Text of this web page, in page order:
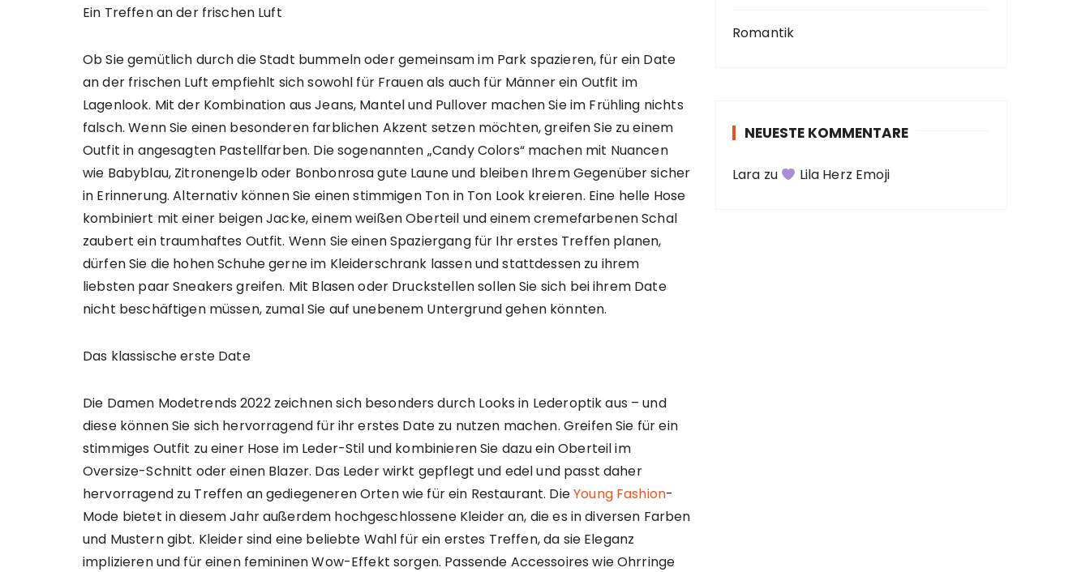
Ein Treffen an der frischen Luft
Ob Sie gemütlich durch die Stadt bummeln oder gemeinsam im Park spazieren, für ein Date
an der frischen Luft empfiehlt sich sowohl für Frauen als auch für Männer ein Outfit im
Lagenlook. Mit der Kombination aus Jeans, Mantel und Pullover machen Sie im Frühling nichts
falsch. Wenn Sie einen besonderen farblichen Akzent setzen möchten, greifen Sie zu einem
Outfit in angesagten Pastellfarben. Die sogenannten „Candy Colors“ machen mit Nuancen
wie Babyblau, Zitronengelb oder Bonbonrosa gute Laune und bleiben Ihrem Gegenüber sicher
in Erinnerung. Alternativ können Sie einen stimmigen Ton in Ton Look kreieren. Eine helle Hose
kombiniert mit einer beigen Jacke, einem weißen Oberteil und einem cremefarbenen Schal
zaubert ein traumhaftes Outfit. Wenn Sie einen Spaziergang für Ihr erstes Treffen planen,
dürfen Sie die hohen Schuhe gerne im Kleiderschrank lassen und stattdessen zu ihrem
liebsten paar Sneakers greifen. Mit Blasen oder Druckstellen sollen Sie sich bei ihrem Date
nicht beschäftigen müssen, zumal Sie auf unebenem Untergrund gehen könnten.
Das klassische erste Date
Die Damen Modetrends 2022 zeichnen sich besonders durch Looks in Lederoptik aus – und
diese können Sie sich hervorragend für ihr erstes Date zu nutzen machen. Greifen Sie für ein
stimmiges Outfit zu einer Hose im Leder-Stil und kombinieren Sie dazu ein Oberteil im
Oversize-Schnitt oder einen Blazer. Das Leder wirkt gepflegt und edel und passt daher
hervorragend zu Treffen an gediegeneren Orten wie für ein Restaurant. DieYoung Fashion-
Mode bietet in diesem Jahr außerdem hochgeschlossene Kleider an, die es in diversen Farben
und Mustern gibt. Kleider sind eine beliebte Wahl für ein erstes Treffen, da sie Eleganz
implizieren und für einen femininen Wow-Effekt sorgen. Passende Accessoires wie Ohrringe
Romantik
NEUESTE KOMMENTARE
Lara zu Lila Herz Emoji